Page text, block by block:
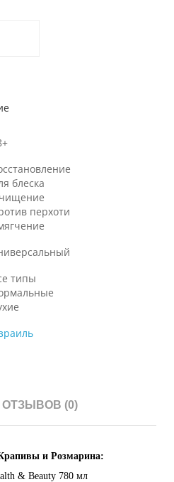
блеска
перхоти
типы
ОТЗЫВОВ (0)
и Розмарина:
& Beauty 780 мл